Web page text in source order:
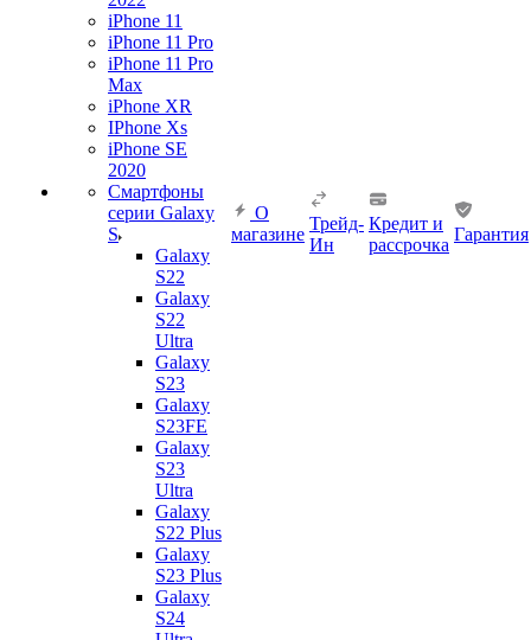
iPhone 11
iPhone 11 Pro
iPhone 11 Pro
Max
iPhone XR
IPhone Xs
iPhone SE
2020
Смартфоны
серии Galaxy
S
Galaxy
S22
Galaxy
S22
Ultra
Galaxy
S23
Galaxy
S23FE
Galaxy
S23
Ultra
Galaxy
S22 Plus
Galaxy
S23 Plus
Galaxy
S24
О
магазине
Трейд-
Ин
Кредит и
рассрочка
Гарантия